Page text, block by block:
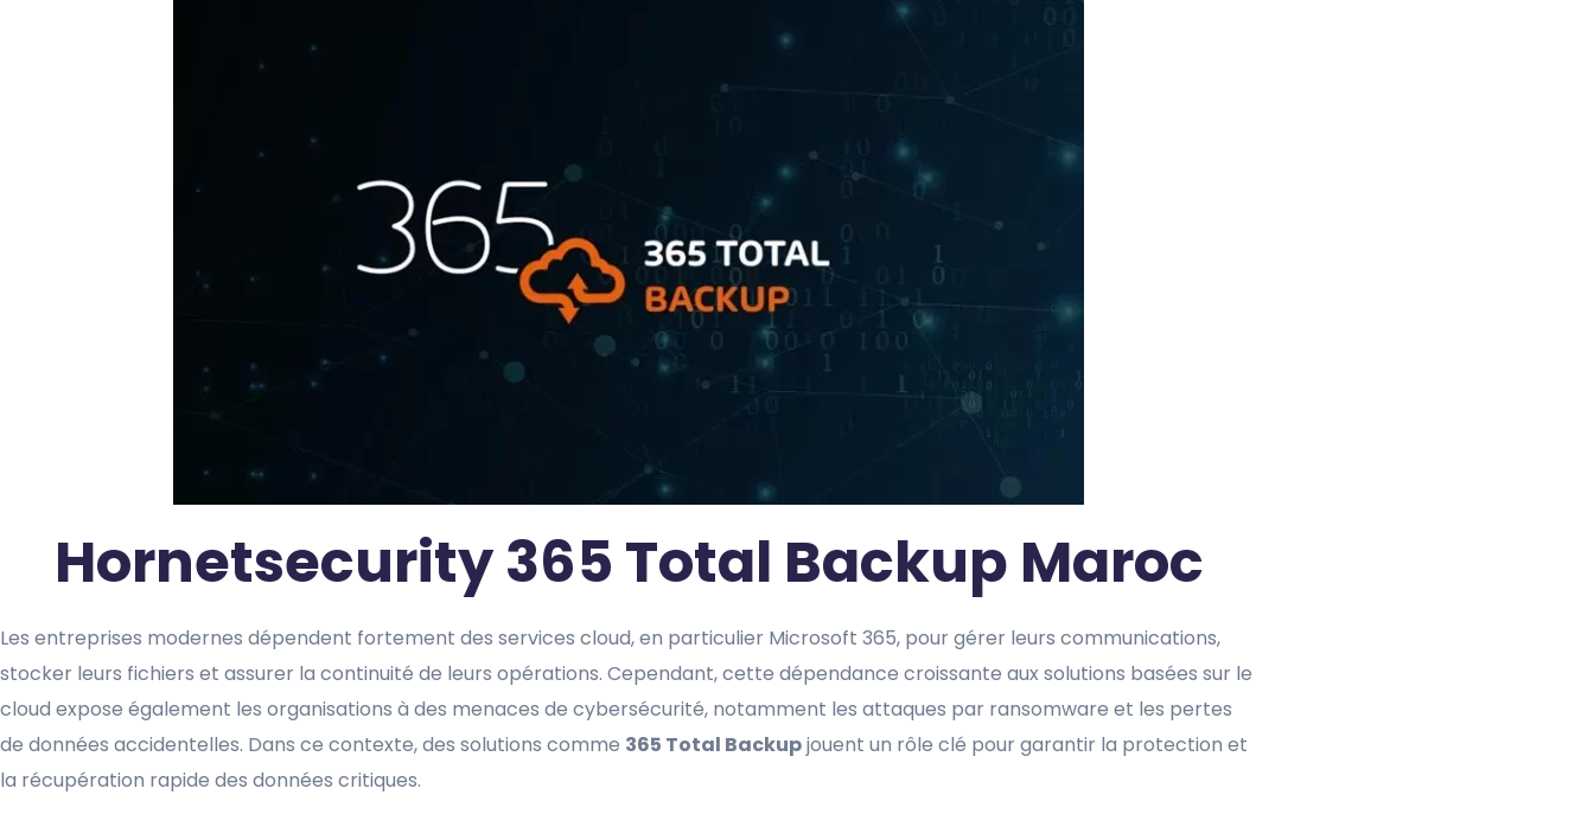
Hornetsecurity 365 Total Backup Maroc
Les entreprises modernes dépendent fortement des services cloud, en particulier Microsoft 365, pour gérer leurs communications,
stocker leurs fichiers et assurer la continuité de leurs opérations. Cependant, cette dépendance croissante aux solutions basées sur le
cloud expose également les organisations à des menaces de cybersécurité, notamment les attaques par ransomware et les pertes
de données accidentelles. Dans ce contexte, des solutions comme 365 Total Backupjouent un rôle clé pour garantir la protection et
la récupération rapide des données critiques.